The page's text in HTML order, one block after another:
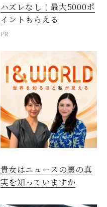
ハズレなし！最大5000ポ
イントもらえる
PR
貴女はニュースの裏の真
実を知っていますか